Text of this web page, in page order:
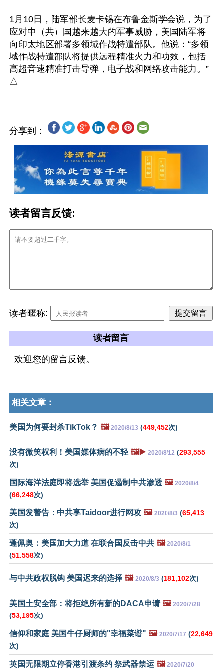
1月10日，陆军部长麦卡锡在布鲁金斯学会说，为了
应对中（共）国越来越大的军事威胁，美国陆军将
向印太地区部署多领域作战特遣部队。他说：“多领
域作战特遣部队将提供远程精准火力和功效，包括
高超音速精准打击导弹，电子战和网络攻击能力。”
分享到：
读者留言反馈:
读者暱称:
读者留言
欢迎您的留言反馈。
相关文章：
美国为何要封杀TikTok？ 🖼️ 2020/8/13 (449,452次)
没有微笑权利！美国媒体病的不轻 🖼️▶️ 2020/8/12 (293,555
次)
国际海洋法庭即将选举 美国促遏制中共渗透 🖼️ 2020/8/4
(66,248次)
美国发警告：中共享Taidoor进行网攻 🖼️ 2020/8/3 (65,413
次)
蓬佩奥：美国加大力道 在联合国反击中共 🖼️ 2020/8/1
(51,558次)
与中共政权脱钩 美国迟来的选择 🖼️ 2020/8/3 (181,102次)
美国土安全部：将拒绝所有新的DACA申请 🖼️ 2020/7/28
(53,195次)
信仰和家庭 美国牛仔厨师的"幸福菜谱" 🖼️ 2020/7/17 (22,649
次)
英国无限期立停香港引渡条约 祭武器禁运 🖼️ 2020/7/20